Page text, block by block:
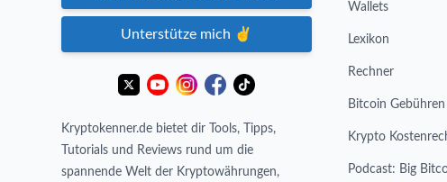
Unterstütze mich ✌️
Kryptokenner.de bietet dir Tools, Tipps,
Tutorials und Reviews rund um die
spannende Welt der Kryptowährungen,
Wallets
Lexikon
Rechner
Bitcoin
Krypto
Podcast: Big